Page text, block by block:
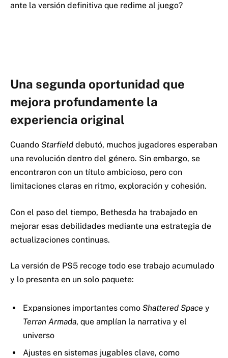
ante la versión definitiva que redime al juego?
Una segunda oportunidad que
mejora profundamente la
experiencia original
Cuando Starfield debutó, muchos jugadores esperaban
una revolución dentro del género. Sin embargo, se
encontraron con un título ambicioso, pero con
limitaciones claras en ritmo, exploración y cohesión.
Con el paso del tiempo, Bethesda ha trabajado en
mejorar esas debilidades mediante una estrategia de
actualizaciones continuas.
La versión de PS5 recoge todo ese trabajo acumulado
y lo presenta en un solo paquete:
Expansiones importantes como Shattered Space y
Terran Armada, que amplían la narrativa y el
universo
Ajustes en sistemas jugables clave, como